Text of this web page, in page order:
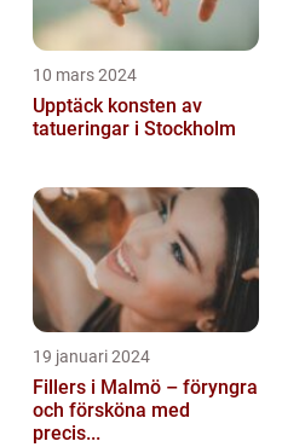
10 mars 2024
Upptäck konsten av
tatueringar i Stockholm
19 januari 2024
Fillers i Malmö – föryngra
och försköna med
precis...